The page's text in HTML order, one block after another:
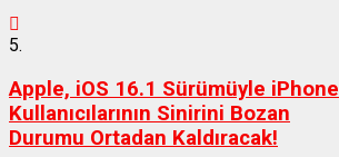
5.
Apple, iOS 16.1 Sürümüyle iPhone
Kullanıcılarının Sinirini Bozan
Durumu Ortadan Kaldıracak!